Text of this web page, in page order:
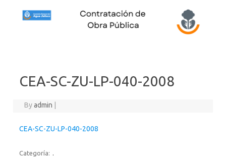
CEA-SC-ZU-LP-040-2008
Byadmin
CEA-SC-ZU-LP-040-2008
Categoría: